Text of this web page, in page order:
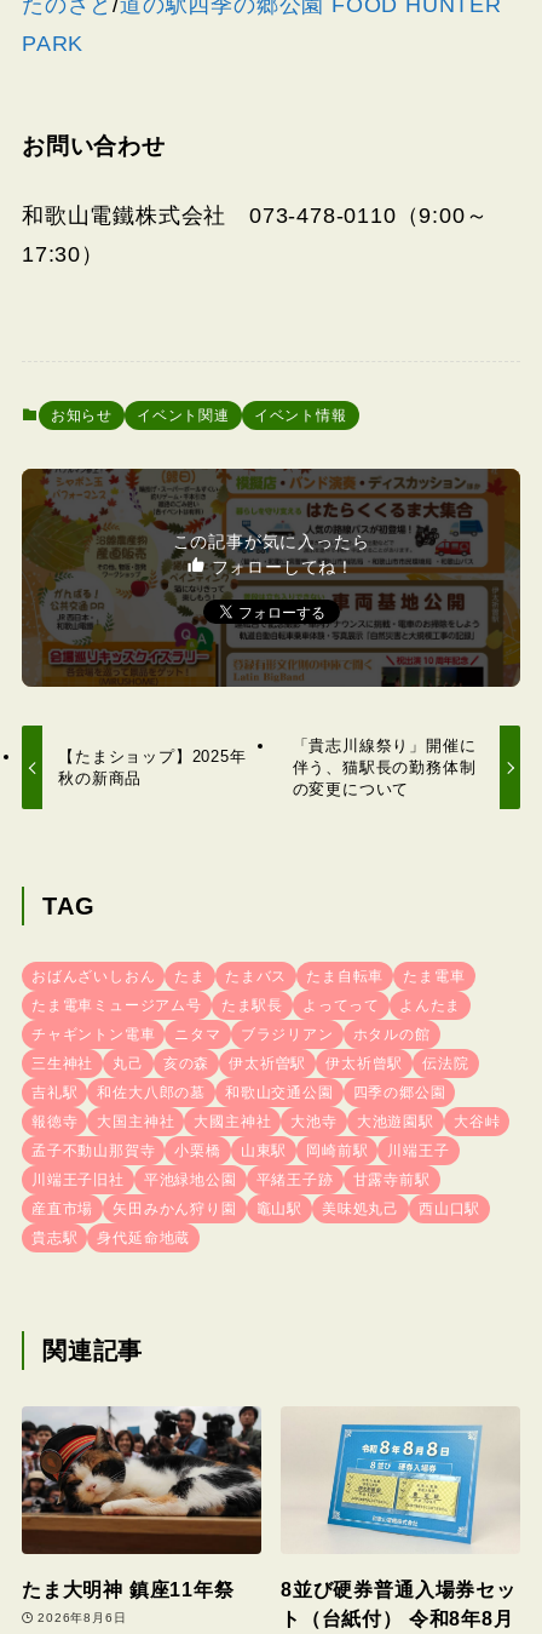
PARK
お問い合わせ
和歌山電鐵株式会社 073-478-0110（9:00～
17:30）
お知らせ イベント関連 イベント情報
この記事が気に入ったら
フォローしてね！
【たまショップ】2025年
秋の新商品
「貴志川線祭り」開催に
伴う、猫駅長の勤務体制
の変更について
TAG
おばんざいしおん たま たまバス たま自転車
たま電車
たま電車ミュージアム号
たま駅長 よってって
よんたま
チャギントン電車
ニタマ ブラジリアン
ホタルの館
三生神社
丸己 亥の森 伊太祈曽駅 伊太祈曾駅
伝法院
吉礼駅
和佐大八郎の墓 和歌山交通公園
四季の郷公園
報徳寺
大国主神社 大國主神社 大池寺 大池遊園駅
大谷峠
孟子不動山那賀寺
小栗橋 山東駅 岡崎前駅
川端王子
川端王子旧社
平池緑地公園 平緒王子跡
甘露寺前駅
産直市場
矢田みかん狩り園 竈山駅 美味処丸己
西山口駅
貴志駅
身代延命地蔵
関連記事
たま大明神 鎮座11年祭
2026年8月6日
8並び硬券普通入場券セッ
ト（台紙付） 令和8年8月